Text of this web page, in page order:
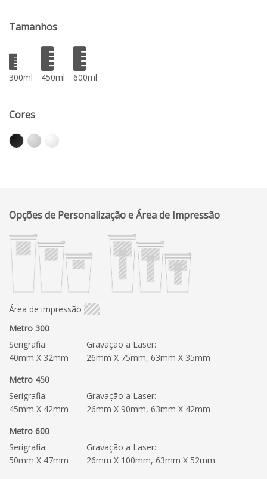
Tamanhos
300ml 450ml 600ml
Cores
Opções de Personalização e Área de Impressão
Área de impressão
Metro 300
Serigrafia:
40mm X 32mm
Gravação a Laser:
26mm X 75mm, 63mm X 35mm
Metro 450
Serigrafia:
45mm X 42mm
Gravação a Laser:
26mm X 90mm, 63mm X 42mm
Metro 600
Serigrafia:
50mm X 47mm
Gravação a Laser:
26mm X 100mm, 63mm X 52mm